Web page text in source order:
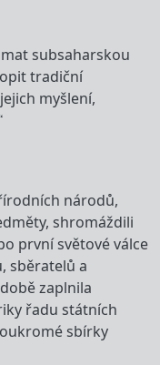
subsaharskou
tradiční
myšlení,
národů,
shromáždili
první světové válce
sběratelů a
zaplnila
řadu státních
sbírky